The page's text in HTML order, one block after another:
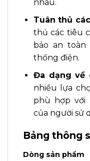
nhau.
Tuân thủ
thủ các tiêu
bảo an
thống điện.
Đa dạng về
nhiều lựa
phù hợp với
của người sử
Bảng thông
Dòng sản phẩm